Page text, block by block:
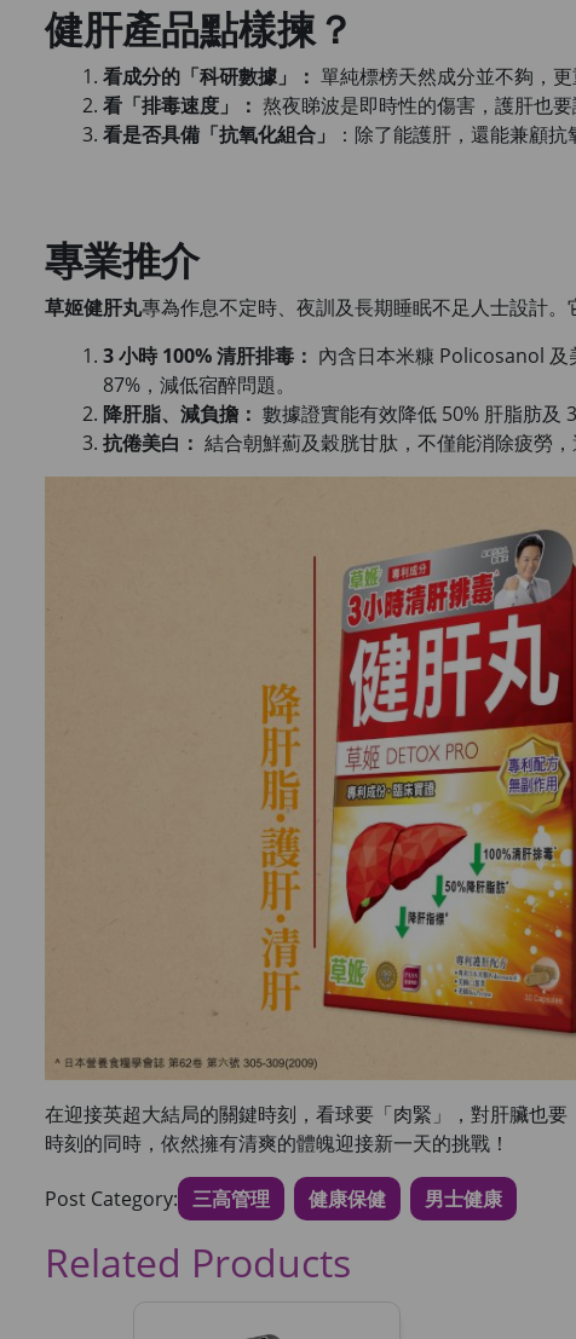
健肝產品點樣揀？
看成分的「科研數據」： 單純標榜天然成分並不夠，
看「排毒速度」： 熬夜睇波是即時性的傷害，護肝也要
看是否具備「抗氧化組合」
：除了能護肝，還能兼顧抗
專業推介
草姬健肝丸專為作息不定時、夜訓及長期睡眠不足人士設計
3 小時 100% 清肝排毒： 內含日本米糠 Policosanol 及
87%，減低宿醉問題。
降肝脂、減負擔： 數據證實能有效降低 50% 肝脂肪及
抗倦美白： 結合朝鮮薊及穀胱甘肽，不僅能消除疲勞，
在迎接英超大結局的關鍵時刻，看球要「肉緊」，對肝臟也
時刻的同時，依然擁有清爽的體魄迎接新一天的挑戰！
Post Category: 三高管理 健康保健 男士健康
Related Products